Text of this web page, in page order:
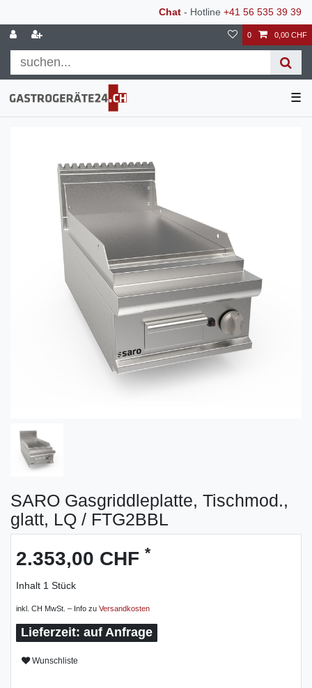
Chat - Hotline +41 56 535 39 39
0 0,00 CHF
☰
SARO Gasgriddleplatte, Tischmod.,
glatt, LQ / FTG2BBL
2.353,00 CHF *
Inhalt 1 Stück
inkl. CH MwSt. – Info zu Versandkosten
auf Anfrage
Wunschliste